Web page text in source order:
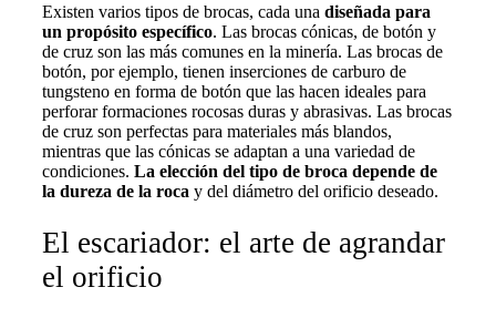
Existen varios tipos de brocas, cada una diseñada para
un propósito específico. Las brocas cónicas, de botón y
de cruz son las más comunes en la minería. Las brocas de
botón, por ejemplo, tienen inserciones de carburo de
tungsteno en forma de botón que las hacen ideales para
perforar formaciones rocosas duras y abrasivas. Las brocas
de cruz son perfectas para materiales más blandos,
mientras que las cónicas se adaptan a una variedad de
condiciones. La elección del tipo de broca depende de
la dureza de la roca y del diámetro del orificio deseado.
El escariador: el arte de agrandar
el orificio